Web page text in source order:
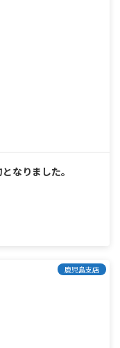
なりました。
鹿児島支店